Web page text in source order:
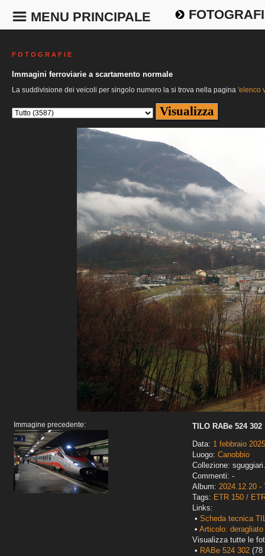
MENU PRINCIPALE
F O T O G R A F I E
Immagini ferroviarie a scartamento normale
La suddivisione dei veicoli per singolo numero la si trova nella pagina 'elenco
Immagine precedente:
TILO RABe 524 302
Data: 1 febbraio 2025
Luogo: Canobbio
Collezione:
Commenti: -
Album: 2024.12.20 -
Tags: ETR 150 /
Links:
• Scheda tecnica
• Articolo:
Visualizza tutte le
• RABe 524 302 (78